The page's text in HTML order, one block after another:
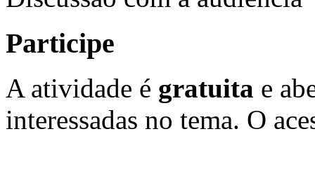
Participe
A atividade é gratuita e
interessadas no tema. O